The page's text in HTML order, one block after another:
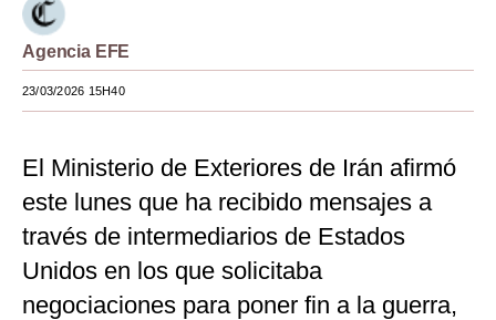
Estilos
Mundo
México
Internacional
Tecnología
Agencia EFE
23/03/2026 15H40
El Ministerio de Exteriores de Irán afirmó
este lunes que ha recibido mensajes a
través de intermediarios de Estados
Unidos en los que solicitaba
negociaciones para poner fin a la guerra,